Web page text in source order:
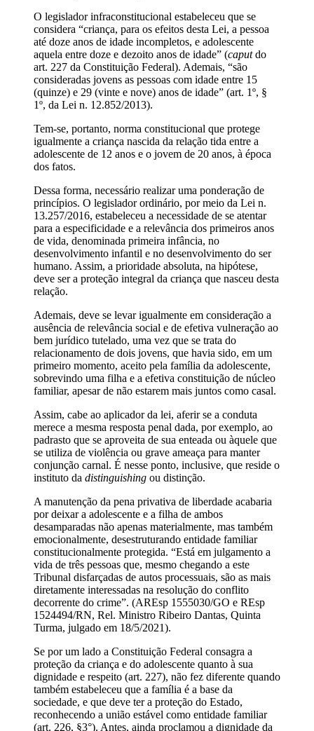
O legislador infraconstitucional estabeleceu que se
considera “criança, para os efeitos desta Lei, a pessoa
até doze anos de idade incompletos, e adolescente
aquela entre doze e dezoito anos de idade” (caputdo
art. 227 da Constituição Federal). Ademais, “são
consideradas jovens as pessoas com idade entre 15
(quinze) e 29 (vinte e nove) anos de idade” (art. 1º, §
1º, da Lei n. 12.852/2013).
Tem-se, portanto, norma constitucional que protege
igualmente a criança nascida da relação tida entre a
adolescente de 12 anos e o jovem de 20 anos, à época
dos fatos.
Dessa forma, necessário realizar uma ponderação de
princípios. O legislador ordinário, por meio da Lei n.
13.257/2016, estabeleceu a necessidade de se atentar
para a especificidade e a relevância dos primeiros anos
de vida, denominada primeira infância, no
desenvolvimento infantil e no desenvolvimento do ser
humano. Assim, a prioridade absoluta, na hipótese,
deve ser a proteção integral da criança que nasceu desta
relação.
Ademais, deve se levar igualmente em consideração a
ausência de relevância social e de efetiva vulneração ao
bem jurídico tutelado, uma vez que se trata do
relacionamento de dois jovens, que havia sido, em um
primeiro momento, aceito pela família da adolescente,
sobrevindo uma filha e a efetiva constituição de núcleo
familiar, apesar de não estarem mais juntos como casal.
Assim, cabe ao aplicador da lei, aferir se a conduta
merece a mesma resposta penal dada, por exemplo, ao
padrasto que se aproveita de sua enteada ou àquele que
se utiliza de violência ou grave ameaça para manter
conjunção carnal. É nesse ponto, inclusive, que reside o
instituto da distinguishing ou distinção.
A manutenção da pena privativa de liberdade acabaria
por deixar a adolescente e a filha de ambos
desamparadas não apenas materialmente, mas também
emocionalmente, desestruturando entidade familiar
constitucionalmente protegida. “Está em julgamento a
vida de três pessoas que, mesmo chegando a este
Tribunal disfarçadas de autos processuais, são as mais
diretamente interessadas na resolução do conflito
decorrente do crime”. (AREsp 1555030/GO e REsp
1524494/RN, Rel. Ministro Ribeiro Dantas, Quinta
Turma, julgado em 18/5/2021).
Se por um lado a Constituição Federal consagra a
proteção da criança e do adolescente quanto à sua
dignidade e respeito (art. 227), não fez diferente quando
também estabeleceu que a família é a base da
sociedade, e que deve ter a proteção do Estado,
reconhecendo a união estável como entidade familiar
(art. 226, §3°). Antes, ainda proclamou a dignidade da